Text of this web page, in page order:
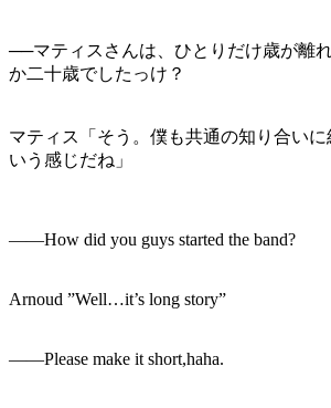
──マティスさんは、ひとりだけ歳が離
か二十歳でしたっけ？
マティス「そう。僕も共通の知り合い
いう感じだね」
――How did you guys started the band?
Arnoud ”Well…it’s long story”
――Please make it short,haha.